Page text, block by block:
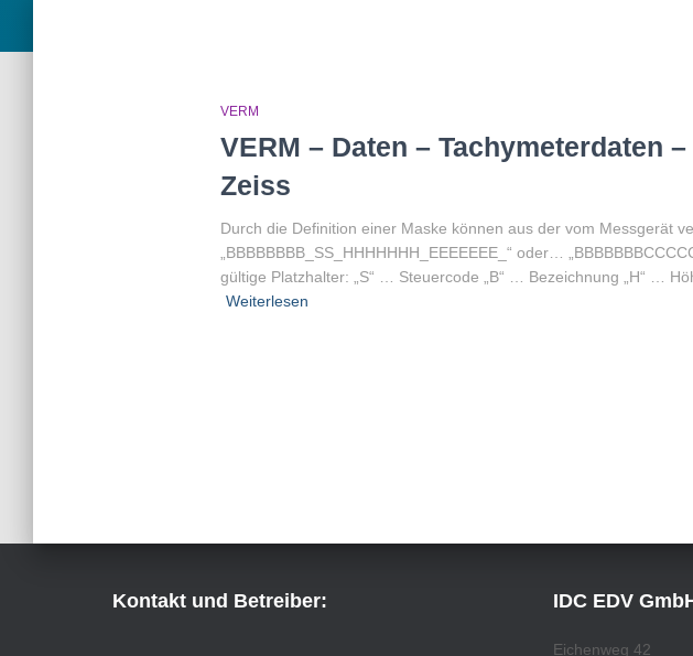
VERM
VERM – Daten – Tachymeterdaten
Zeiss
Durch die Definition einer Maske können aus der vom Messgerät
„BBBBBBBB_SS_HHHHHHH_EEEEEEE_“ oder…
gültige Platzhalter: „S“ … Steuercode „B“ … Bezeichnung „H“ …
Weiterlesen
Kontakt und Betreiber: IDC EDV
Eichenweg 42